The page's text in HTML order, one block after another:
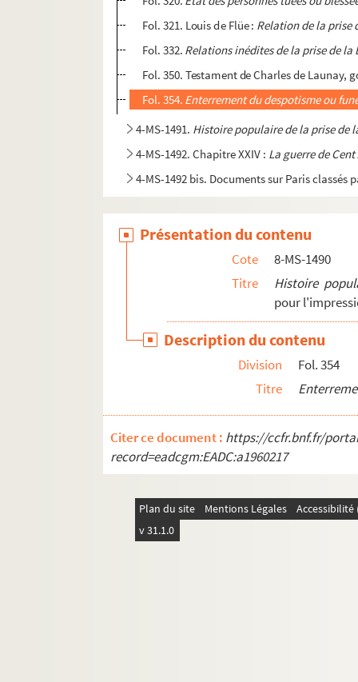
Fol. 321. Louis de Flüe : Relation de la prise
Fol. 332. Relations inédites de la prise de
Fol. 350. Testament de Charles de Launay,
Fol. 354. Enterrement du despotisme ou
4-MS-1491. Histoire populaire de la prise de
4-MS-1492. Chapitre XXIV : La guerre de
4-MS-1492 bis. Documents sur Paris classés
Présentation du contenu
Cote
8-MS-1490
Titre
Histoire
pour
Description du contenu
Division
Fol. 354
Titre
Citer ce document : https://ccfr.bnf.fr/
record=eadcgm:EADC:a1960217
Plan du site Mentions Légales
v 31.1.0